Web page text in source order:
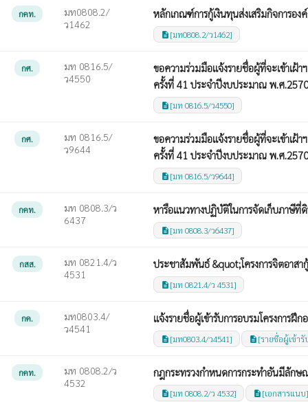
กคท.
มท0808.2/
ว1462
หลักเกณฑ์การกู้เงินทุนส่งเสริมกิจการอง
description [มท0808.2/ว1462]
กศ.
มท 0816.5/
ว4550
ขอความร่วมมือแจ้งรายชื่อผู้ที่จะเข้าเฝ้
ครั้งที่ 41 ประจำปีงบประมาณ พ.ศ.2570
description [มท 0816.5/ว4550]
กศ.
มท 0816.5/
ว9644
ขอความร่วมมือแจ้งรายชื่อผู้ที่จะเข้าเฝ้
ครั้งที่ 41 ประจำปีงบประมาณ พ.ศ.2570
description [มท 0816.5/ว9644]
กคท.
มท 0808.3/ว
6437
หารือแนวทางปฏิบัติในการจัดเก็บภาษีที่
description [มท 0808.3/ว6437]
กสส.
มท 0821.4/ว
4531
ประชาสัมพันธ์ &quot;โครงการจิตอาส
description [มท 0821.4/ว 4531]
กค.
มท0803.4/
ว4541
แจ้งรายชื่อผู้เข้ารับการอบรมโครงการ
description [มท0803.4/ว4541] description [รายชื่อผู้เข้ารั
กคท.
มท 0808.2/ว
4532
กฎกระทรวงกำหนดการกระทำอันมีลักษ
description [มท 0808.2/ว 4532] description [เอกสารแนบ]